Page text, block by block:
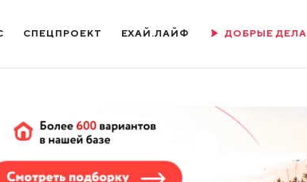
СПЕЦПРОЕКТ ЕХАЙ.ЛАЙФ ДОБРЫЕ ДЕЛА